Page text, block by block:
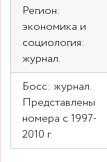
Регион:
экономика и
социология:
журнал.
Босс: журнал.
Представлены
номера с 1997-
2010 г.